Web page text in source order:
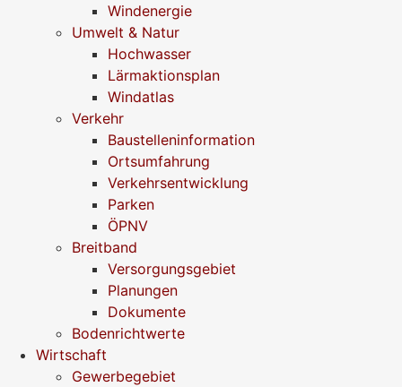
Windenergie
Umwelt & Natur
Hochwasser
Lärmaktionsplan
Windatlas
Verkehr
Baustelleninformation
Ortsumfahrung
Verkehrsentwicklung
Parken
ÖPNV
Breitband
Versorgungsgebiet
Planungen
Dokumente
Bodenrichtwerte
Wirtschaft
Gewerbegebiet